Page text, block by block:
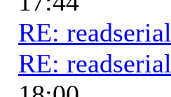
RE:
RE: